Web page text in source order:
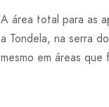
A área total para as
a Tondela, na serra
mesmo em áreas